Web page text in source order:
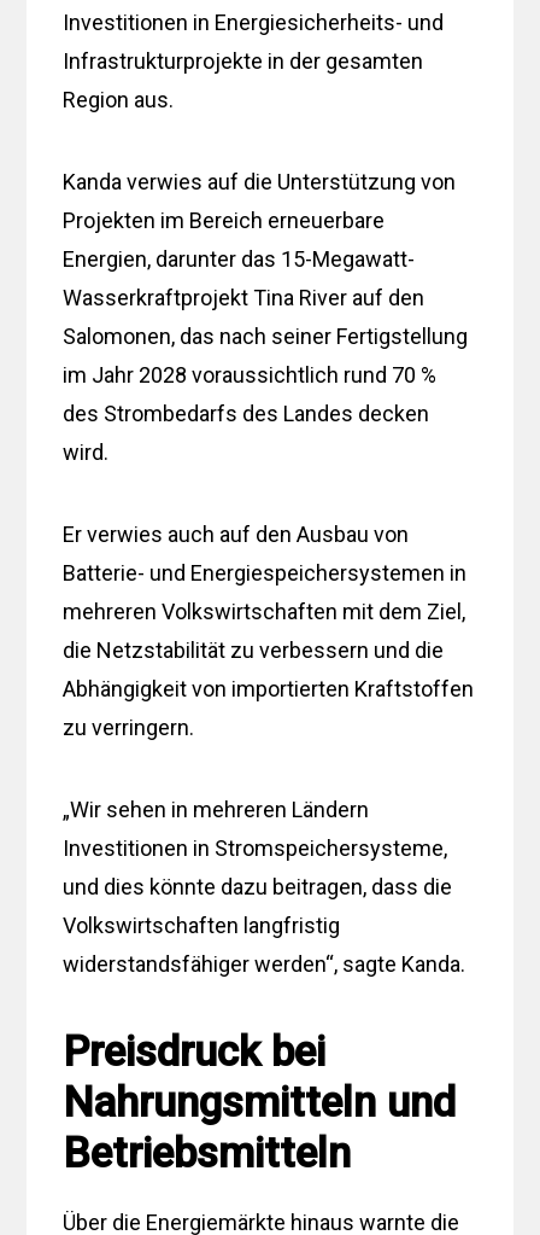
Investitionen in Energiesicherheits- und
Infrastrukturprojekte in der gesamten
Region aus.
Kanda verwies auf die Unterstützung von
Projekten im Bereich erneuerbare
Energien, darunter das 15-Megawatt-
Wasserkraftprojekt Tina River auf den
Salomonen, das nach seiner Fertigstellung
im Jahr 2028 voraussichtlich rund 70 %
des Strombedarfs des Landes decken
wird.
Er verwies auch auf den Ausbau von
Batterie- und Energiespeichersystemen in
mehreren Volkswirtschaften mit dem Ziel,
die Netzstabilität zu verbessern und die
Abhängigkeit von importierten Kraftstoffen
zu verringern.
„Wir sehen in mehreren Ländern
Investitionen in Stromspeichersysteme,
und dies könnte dazu beitragen, dass die
Volkswirtschaften langfristig
widerstandsfähiger werden“, sagte Kanda.
Preisdruck bei
Nahrungsmitteln und
Betriebsmitteln
Über die Energiemärkte hinaus warnte die